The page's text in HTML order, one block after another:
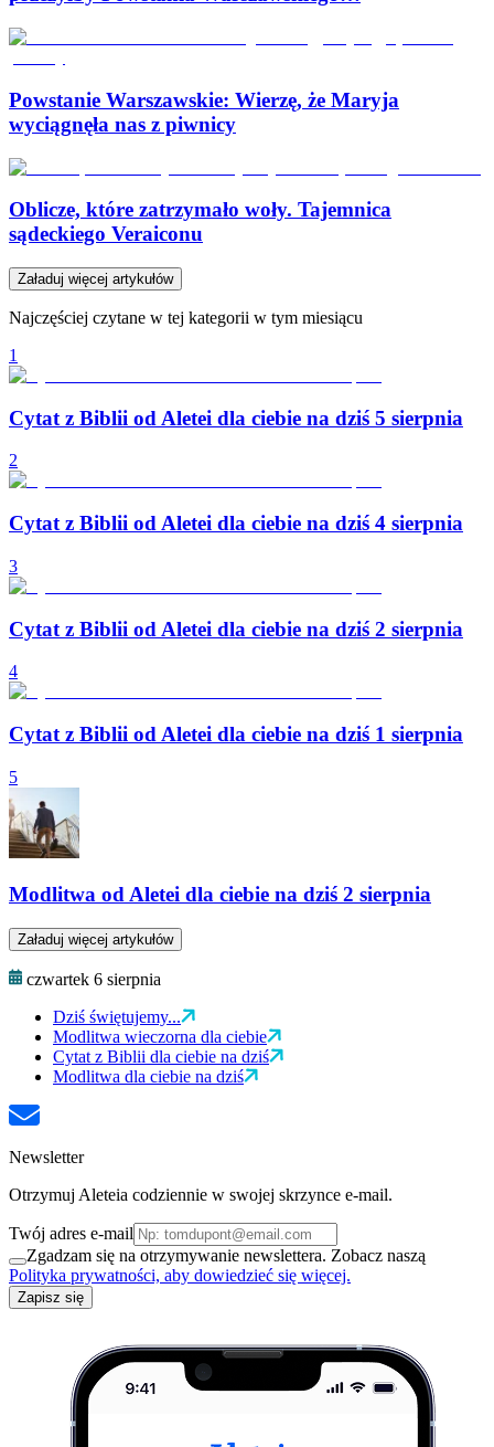
Powstanie Warszawskie: Wierzę, że Maryja
wyciągnęła nas z piwnicy
Oblicze, które zatrzymało woły. Tajemnica
sądeckiego Veraiconu
Załaduj więcej artykułów
Najczęściej czytane w tej kategorii w tym miesiącu
1
Cytat z Biblii od Aletei dla ciebie na dziś 5 sierpnia
2
Cytat z Biblii od Aletei dla ciebie na dziś 4 sierpnia
3
Cytat z Biblii od Aletei dla ciebie na dziś 2 sierpnia
4
Cytat z Biblii od Aletei dla ciebie na dziś 1 sierpnia
5
Modlitwa od Aletei dla ciebie na dziś 2 sierpnia
Załaduj więcej artykułów
czwartek 6 sierpnia
Dziś świętujemy...
Modlitwa wieczorna dla ciebie
Cytat z Biblii dla ciebie na dziś
Modlitwa dla ciebie na dziś
Newsletter
Otrzymuj Aleteia codziennie w swojej skrzynce e-mail.
Twój adres e-mail
Zgadzam się na otrzymywanie newslettera. Zobacz naszą
Polityka prywatności, aby dowiedzieć się więcej.
Zapisz się